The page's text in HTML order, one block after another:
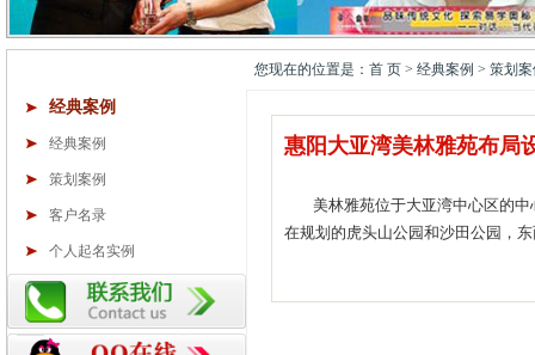
您现在的位置是：首 页 > 经典案例 > 策划
经典案例
经典案例
策划案例
客户名录
个人起名实例
惠阳大亚湾美林雅苑布局
美林雅苑位于大亚湾中心区的中
在规划的虎头山公园和沙田公园，